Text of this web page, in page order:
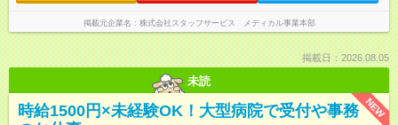
掲載元企業名 株式会社スタッフサービス メディカル事業本部
掲載日：2026.08.05
未読
NEW
時給1500円×未経験OK！大型病院で受付や事務